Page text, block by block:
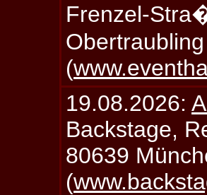
Frenzel-
(
19.08.2026:
Backstage,
80639
(